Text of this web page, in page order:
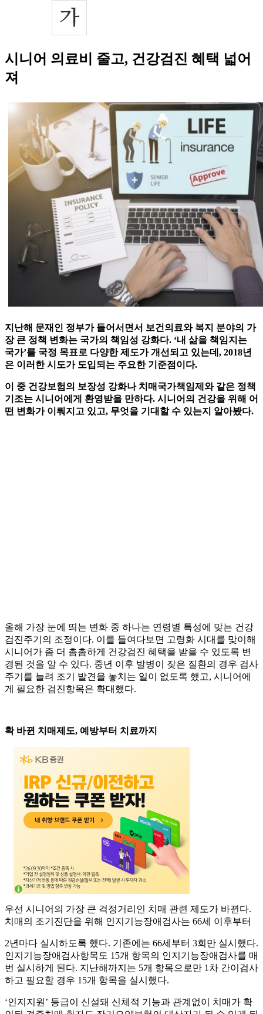
시니어 의료비 줄고, 건강검진 혜택 넓어
져
지난해 문재인 정부가 들어서면서 보건의료와 복지 분야의 가
장 큰 정책 변화는 국가의 책임성 강화다. ‘내 삶을 책임지는
국가’를 국정 목표로 다양한 제도가 개선되고 있는데, 2018년
은 이러한 시도가 도입되는 주요한 기준점이다.
이 중 건강보험의 보장성 강화나 치매국가책임제와 같은 정책
기조는 시니어에게 환영받을 만하다. 시니어의 건강을 위해 어
떤 변화가 이뤄지고 있고, 무엇을 기대할 수 있는지 알아봤다.
올해 가장 눈에 띄는 변화 중 하나는 연령별 특성에 맞는 건강
검진주기의 조정이다. 이를 들여다보면 고령화 시대를 맞이해
시니어가 좀 더 촘촘하게 건강검진 혜택을 받을 수 있도록 변
경된 것을 알 수 있다. 중년 이후 발병이 잦은 질환의 경우 검사
주기를 늘려 조기 발견을 놓치는 일이 없도록 했고, 시니어에
게 필요한 검진항목은 확대했다.
확 바뀐 치매제도, 예방부터 치료까지
우선 시니어의 가장 큰 걱정거리인 치매 관련 제도가 바뀐다.
치매의 조기진단을 위해 인지기능장애검사는 66세 이후부터
2년마다 실시하도록 했다. 기존에는 66세부터 3회만 실시했다.
인지기능장애검사항목도 15개 항목의 인지기능장애검사를 매
번 실시하게 된다. 지난해까지는 5개 항목으로만 1차 간이검사
하고 필요할 경우 15개 항목을 실시했다.
‘인지지원’ 등급이 신설돼 신체적 기능과 관계없이 치매가 확